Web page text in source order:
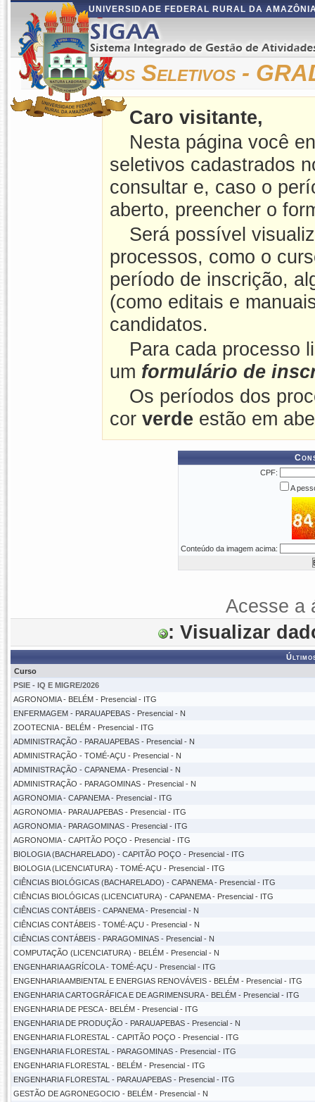
UNIVERSIDADE FEDERAL RURAL DA
Processos Seletivos -
Caro visitante,
Nesta página você
seletivos cadastrados
consultar e, caso o
aberto, preencher o
Será possível
processos, como o
período de inscrição,
(como editais e
candidatos.
Para cada processo
um formulário de
Os períodos dos
cor verde estão em
CPF:
A
Conteúdo da imagem acima:
Acesse a
: Visualizar
Curso
PSIE - IQ E MIGRE/2026
AGRONOMIA - BELÉM - Presencial - ITG
ENFERMAGEM - PARAUAPEBAS - Presencial - N
ZOOTECNIA - BELÉM - Presencial - ITG
ADMINISTRAÇÃO - PARAUAPEBAS - Presencial - N
ADMINISTRAÇÃO - TOMÉ-AÇU - Presencial - N
ADMINISTRAÇÃO - CAPANEMA - Presencial - N
ADMINISTRAÇÃO - PARAGOMINAS - Presencial - N
AGRONOMIA - CAPANEMA - Presencial - ITG
AGRONOMIA - PARAUAPEBAS - Presencial - ITG
AGRONOMIA - PARAGOMINAS - Presencial - ITG
AGRONOMIA - CAPITÃO POÇO - Presencial - ITG
BIOLOGIA (BACHARELADO) - CAPITÃO POÇO - Presencial - ITG
BIOLOGIA (LICENCIATURA) - TOMÉ-AÇU - Presencial - ITG
CIÊNCIAS BIOLÓGICAS (BACHARELADO) - CAPANEMA - Presencial - ITG
CIÊNCIAS BIOLÓGICAS (LICENCIATURA) - CAPANEMA - Presencial - ITG
CIÊNCIAS CONTÁBEIS - CAPANEMA - Presencial - N
CIÊNCIAS CONTÁBEIS - TOMÉ-AÇU - Presencial - N
CIÊNCIAS CONTÁBEIS - PARAGOMINAS - Presencial - N
COMPUTAÇÃO (LICENCIATURA) - BELÉM - Presencial - N
ENGENHARIA AGRÍCOLA - TOMÉ-AÇU - Presencial - ITG
ENGENHARIA AMBIENTAL E ENERGIAS RENOVÁVEIS - BELÉM - Presencial - ITG
ENGENHARIA CARTOGRÁFICA E DE AGRIMENSURA - BELÉM - Presencial - ITG
ENGENHARIA DE PESCA - BELÉM - Presencial - ITG
ENGENHARIA DE PRODUÇÃO - PARAUAPEBAS - Presencial - N
ENGENHARIA FLORESTAL - CAPITÃO POÇO - Presencial - ITG
ENGENHARIA FLORESTAL - PARAGOMINAS - Presencial - ITG
ENGENHARIA FLORESTAL - BELÉM - Presencial - ITG
ENGENHARIA FLORESTAL - PARAUAPEBAS - Presencial - ITG
GESTÃO DE AGRONEGOCIO - BELÉM - Presencial - N